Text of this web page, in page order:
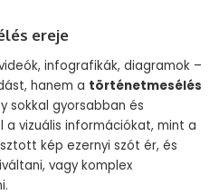
ereje
infografikák, diagramok –
hanem a történetmesélés
sokkal gyorsabban és
vizuális információkat, mint a
kép ezernyi szót ér, és
vagy komplex